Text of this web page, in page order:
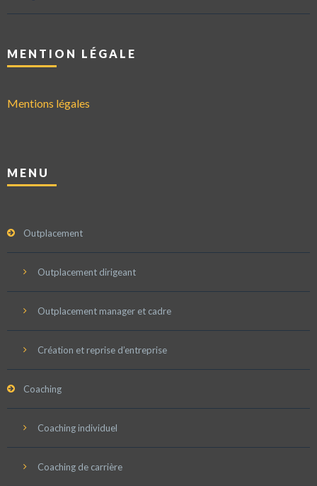
MENTION LÉGALE
Mentions légales
MENU
Outplacement
Outplacement dirigeant
Outplacement manager et cadre
Création et reprise d’entreprise
Coaching
Coaching individuel
Coaching de carrière